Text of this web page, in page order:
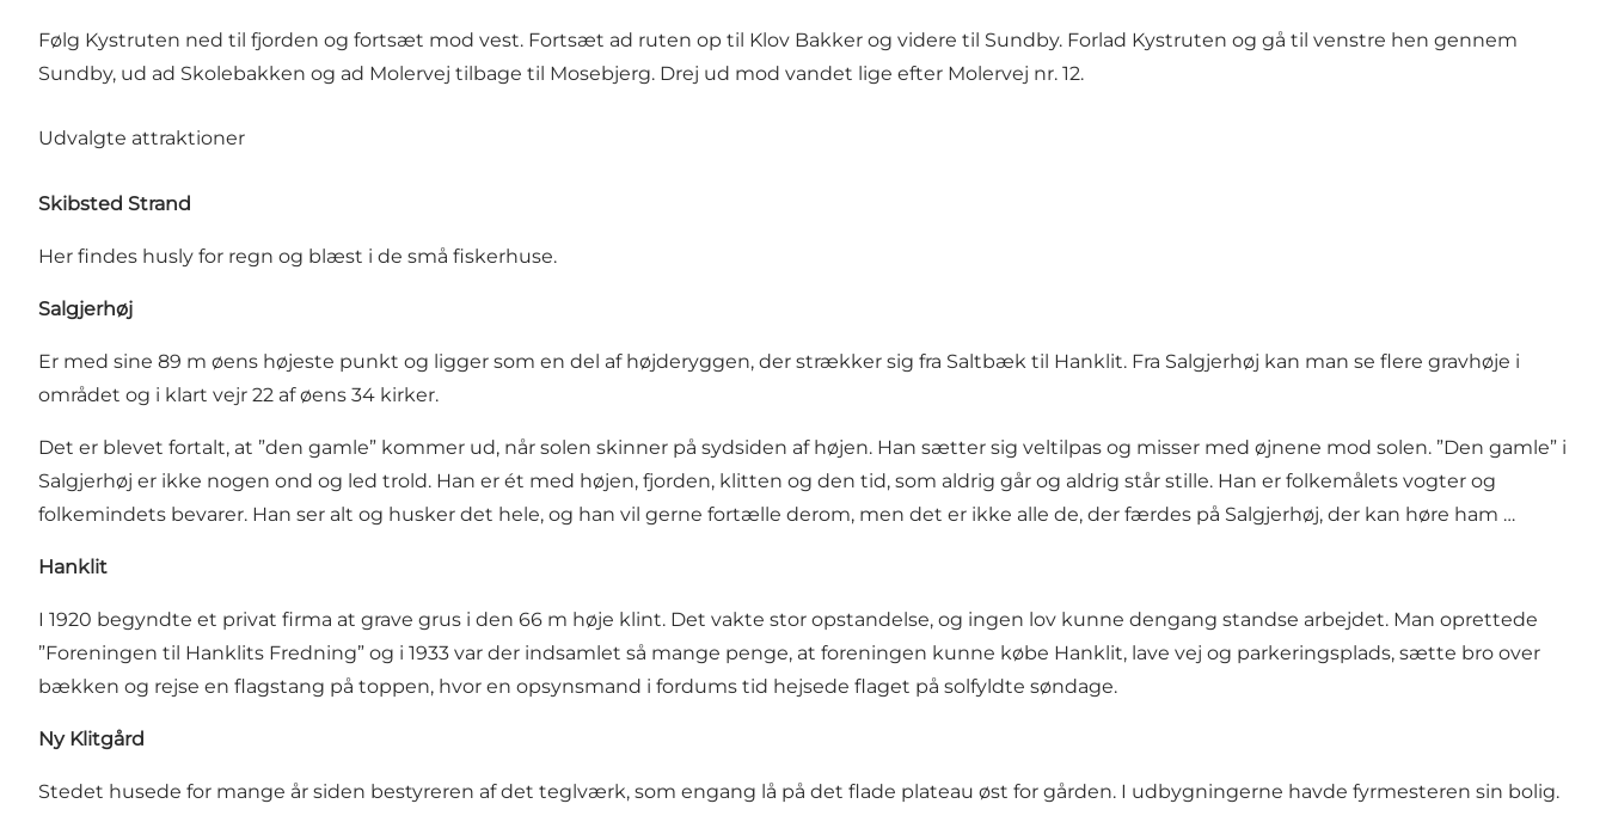
Følg Kystruten ned til fjorden og fortsæt mod vest. Fortsæt ad ruten op til Klov Bakker og videre til Sundby. Forlad Kystruten og gå til venstre hen gennem
Sundby, ud ad Skolebakken og ad Molervej tilbage til Mosebjerg. Drej ud mod vandet lige efter Molervej nr. 12.
Udvalgte attraktioner
Skibsted Strand
Her findes husly for regn og blæst i de små fiskerhuse.
Salgjerhøj
Er med sine 89 m øens højeste punkt og ligger som en del af højderyggen, der strækker sig fra Saltbæk til Hanklit. Fra Salgjerhøj kan man se flere gravhøje i
området og i klart vejr 22 af øens 34 kirker.
Det er blevet fortalt, at ”den gamle” kommer ud, når solen skinner på sydsiden af højen. Han sætter sig veltilpas og misser med øjnene mod solen. ”Den gamle” i
Salgjerhøj er ikke nogen ond og led trold. Han er ét med højen, fjorden, klitten og den tid, som aldrig går og aldrig står stille. Han er folkemålets vogter og
folkemindets bevarer. Han ser alt og husker det hele, og han vil gerne fortælle derom, men det er ikke alle de, der færdes på Salgjerhøj, der kan høre ham …
Hanklit
I 1920 begyndte et privat firma at grave grus i den 66 m høje klint. Det vakte stor opstandelse, og ingen lov kunne dengang standse arbejdet. Man oprettede
”Foreningen til Hanklits Fredning” og i 1933 var der indsamlet så mange penge, at foreningen kunne købe Hanklit, lave vej og parkeringsplads, sætte bro over
bækken og rejse en flagstang på toppen, hvor en opsynsmand i fordums tid hejsede flaget på solfyldte søndage.
Ny Klitgård
Stedet husede for mange år siden bestyreren af det teglværk, som engang lå på det flade plateau øst for gården. I udbygningerne havde fyrmesteren sin bolig.